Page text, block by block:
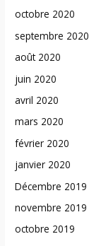
octobre 2020
septembre 2020
août 2020
juin 2020
avril 2020
mars 2020
février 2020
janvier 2020
Décembre 2019
novembre 2019
octobre 2019